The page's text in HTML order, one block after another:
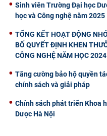
Sinh viên Trường Đại học
học và Công nghệ năm 2025
TỔNG KẾT HOẠT ĐỘNG
BỐ QUYẾT ĐỊNH KHEN
CÔNG NGHỆ NĂM HỌC
Tăng cường bảo hộ quyền
chính sách và giải pháp
Chính sách phát triển Khoa
Dược Hà Nội